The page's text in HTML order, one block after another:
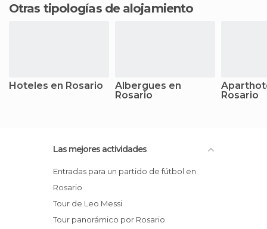
Otras tipologías de alojamiento
Hoteles en Rosario
Albergues en
Rosario
Rosario
Las mejores actividades
Entradas para un partido de fútbol en
Rosario
Tour de Leo Messi
Tour panorámico por Rosario